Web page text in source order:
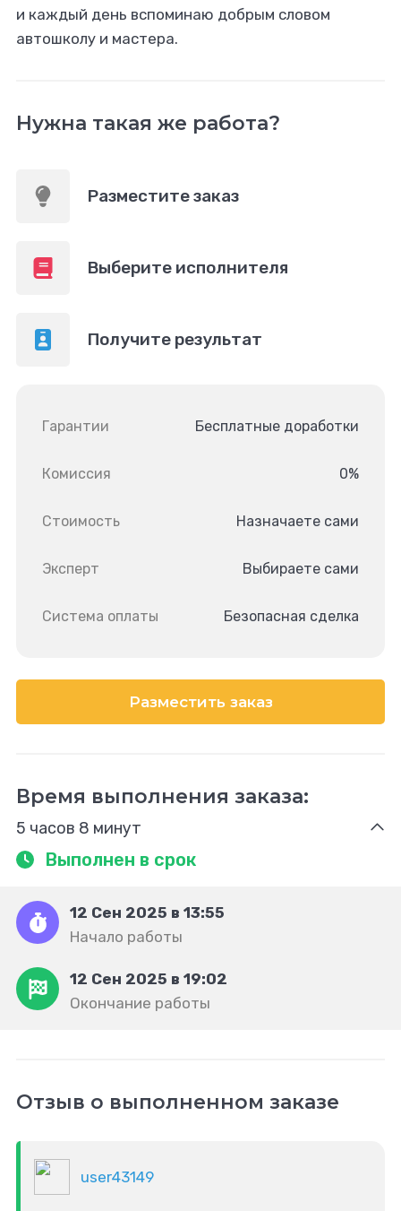
и каждый день вспоминаю добрым словом
автошколу и мастера.
Нужна такая же работа?
Разместите заказ
Выберите исполнителя
Получите результат
Гарантии Бесплатные доработки
Комиссия 0%
Стоимость Назначаете сами
Эксперт Выбираете сами
Система оплаты Безопасная сделка
Разместить заказ
Время выполнения заказа:
5 часов 8 минут
Выполнен в срок
12 Сен 2025 в 13:55
Начало работы
12 Сен 2025 в 19:02
Окончание работы
Отзыв о выполненном заказе
user43149